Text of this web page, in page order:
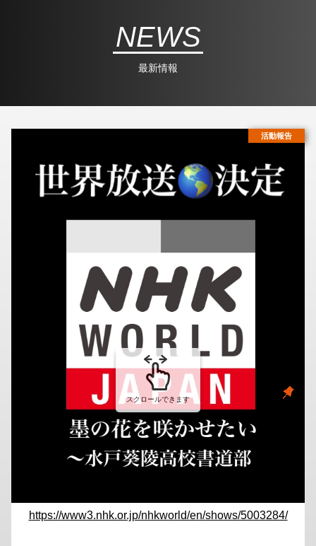
最新情報
NEWS
https://www3.nhk.or.jp/nhkworld/en/shows/5003284/